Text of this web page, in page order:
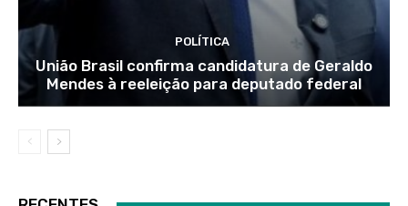
POLÍTICA
União Brasil confirma candidatura de Geraldo
Mendes à reeleição para deputado federal